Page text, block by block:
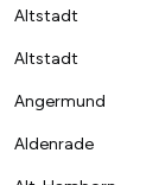
Altstadt
Altstadt
Angermund
Aldenrade